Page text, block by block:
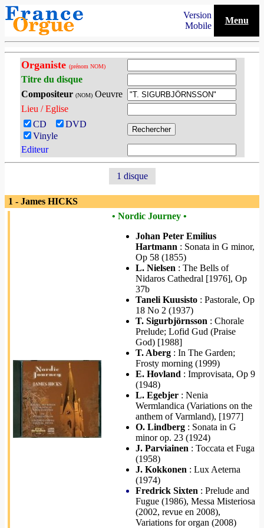
Version
Mobile
Menu
Organiste (prénom NOM)
Titre du disque
Compositeur (NOM)Oeuvre
Lieu / Eglise
CD
DVD
Vinyle
Editeur
1 disque
1 - James HICKS
• Nordic Journey •
Johan Peter Emilius
Hartmann : Sonata in G minor,
Op 58 (1855)
L. Nielsen : The Bells of
Nidaros Cathedral [1976], Op
37b
Taneli Kuusisto : Pastorale, Op
18 No 2 (1937)
T. Sigurbjörnsson : Chorale
Prelude; Lofid Gud (Praise
God) [1988]
T. Aberg : In The Garden;
Frosty morning (1999)
E. Hovland : Improvisata, Op 9
(1948)
L. Egebjer : Nenia
Wermlandica (Variations on the
anthem of Varmland), [1977]
O. Lindberg : Sonata in G
minor op. 23 (1924)
J. Parviainen : Toccata et Fuga
(1958)
J. Kokkonen : Lux Aeterna
(1974)
Fredrick Sixten : Prelude and
Fugue (1986), Messa Misteriosa
(2002, revue en 2008),
Variations for organ (2008)